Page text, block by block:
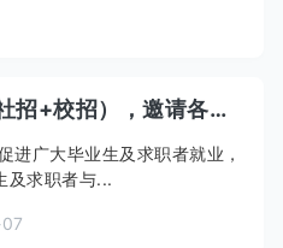
4-5月这8场招聘会（社招+校招），邀请各单位报名参会～
进广大毕业生及求职者就业，
及求职者与...